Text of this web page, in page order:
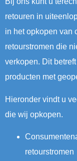
retouren in
in het opkopen van
retourstromen die
verkopen. Dit
producten met
Hieronder vindt u
die wij opkopen.
retourstromen